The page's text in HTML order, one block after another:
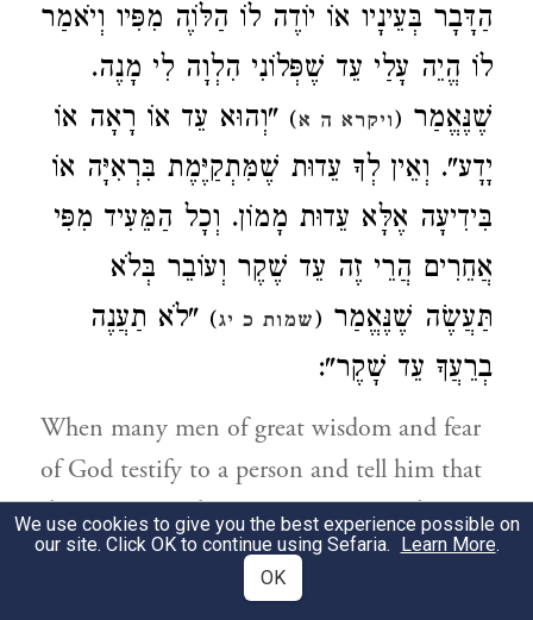
הַדָּבָר בְּעֵינָיו אוֹ יוֹדֶה לוֹ הַלּוֶֹה מִפִּיו וְיֹאמַר
לוֹ הֱיֵה עָלַי עֵד שֶׁפְּלוֹנִי הִלְוָה לִי מָנֶה.
שֶׁנֶּאֱמַר (ויקרא ה א) "וְהוּא עֵד אוֹ רָאָה אוֹ
יָדָע". וְאֵין לְךָ עֵדוּת שֶׁמִּתְקַיֶּמֶת בִּרְאִיָּה אוֹ
בִּידִיעָה אֶלָּא עֵדוּת מָמוֹן. וְכָל הַמֵּעִיד מִפִּי
אֲחֵרִים הֲרֵי זֶה עֵד שֶׁקֶר וְעוֹבֵר בְּלֹא
תַּעֲשֶׂה שֶׁנֶּאֱמַר (שמות כ יג) "לֹא תַעֲנֶה
בְרֵעֲךָ עֵד שָׁקֶר":
When many men of great wisdom and fear
of God testify to a person and tell him that
they saw so-and-so commit a particular
transgression or borrow money from a
colleague, although the listener believes the
We use cookies to give you the best experience possible on
our site. Click OK to continue using Sefaria. Learn More.
OK